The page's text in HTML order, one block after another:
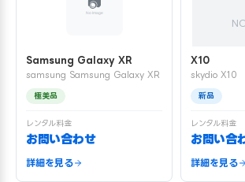
Samsung Galaxy XR
samsung Samsung Galaxy XR
極美品
レンタル料金
お問い合わせ
詳細を見る
X10
skydio X10
新品
レンタル料金
お問い合
詳細を見る